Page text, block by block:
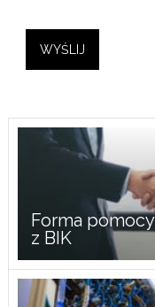
Forma
z BIK